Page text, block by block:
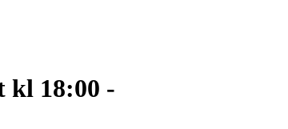
kl 18:00 -